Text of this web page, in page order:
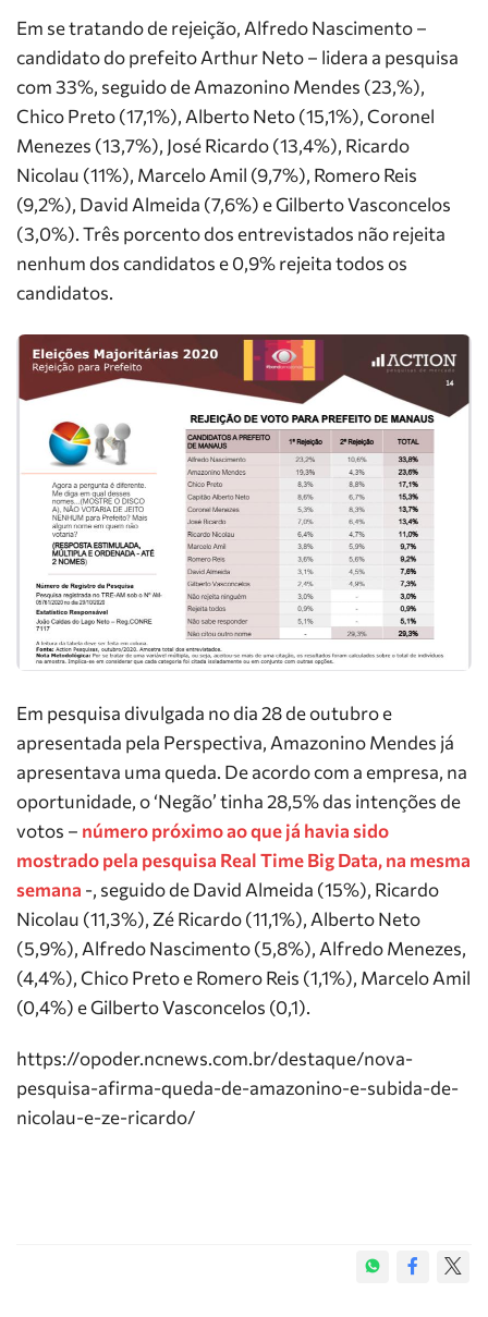
Em se tratando de rejeição, Alfredo Nascimento –
candidato do prefeito Arthur Neto – lidera a pesquisa
com 33%, seguido de Amazonino Mendes (23,%),
Chico Preto (17,1%), Alberto Neto (15,1%), Coronel
Menezes (13,7%), José Ricardo (13,4%), Ricardo
Nicolau (11%), Marcelo Amil (9,7%), Romero Reis
(9,2%), David Almeida (7,6%) e Gilberto Vasconcelos
(3,0%). Três porcento dos entrevistados não rejeita
nenhum dos candidatos e 0,9% rejeita todos os
candidatos.
Em pesquisa divulgada no dia 28 de outubro e
apresentada pela Perspectiva, Amazonino Mendes já
apresentava uma queda. De acordo com a empresa, na
oportunidade, o ‘Negão’ tinha 28,5% das intenções de
votos – número próximo ao que já havia sido
mostrado pela pesquisa Real Time Big Data, na mesma
semana -, seguido de David Almeida (15%), Ricardo
Nicolau (11,3%), Zé Ricardo (11,1%), Alberto Neto
(5,9%), Alfredo Nascimento (5,8%), Alfredo Menezes,
(4,4%), Chico Preto e Romero Reis (1,1%), Marcelo Amil
(0,4%) e Gilberto Vasconcelos (0,1).
https://opoder.ncnews.com.br/destaque/nova-
pesquisa-afirma-queda-de-amazonino-e-subida-de-
nicolau-e-ze-ricardo/